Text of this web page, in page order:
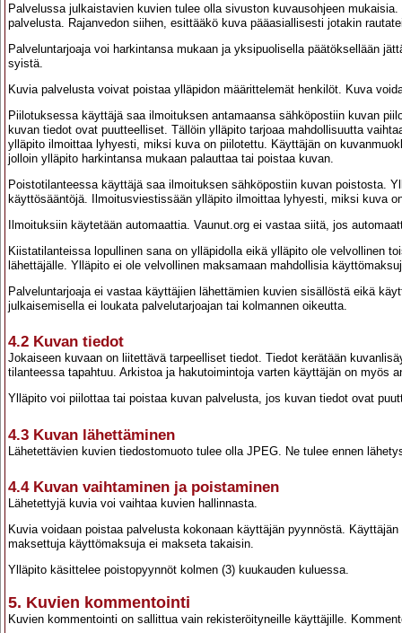
Palvelussa julkaistavien kuvien tulee olla sivuston kuvausohjeen
palvelusta. Rajanvedon siihen, esittääkö kuva pääasiallisesti jotakin
Palveluntarjoaja voi harkintansa mukaan ja yksipuolisella päätöksellään
syistä.
Kuvia palvelusta voivat poistaa ylläpidon määrittelemät henkilöt. Kuva
Piilotuksessa käyttäjä saa ilmoituksen antamaansa sähköpostiin kuvan
kuvan tiedot ovat puutteelliset. Tällöin ylläpito tarjoaa mahdollisuutta
ylläpito ilmoittaa lyhyesti, miksi kuva on piilotettu. Käyttäjän on
jolloin ylläpito harkintansa mukaan palauttaa tai poistaa kuvan.
Poistotilanteessa käyttäjä saa ilmoituksen sähköpostiin kuvan poistosta.
käyttösääntöjä. Ilmoitusviestissään ylläpito ilmoittaa lyhyesti, miksi kuva
Ilmoituksiin käytetään automaattia. Vaunut.org ei vastaa siitä, jos
Kiistatilanteissa lopullinen sana on ylläpidolla eikä ylläpito ole velvollinen
lähettäjälle. Ylläpito ei ole velvollinen maksamaan mahdollisia
Palveluntarjoaja ei vastaa käyttäjien lähettämien kuvien sisällöstä eikä
julkaisemisella ei loukata palvelutarjoajan tai kolmannen oikeutta.
4.2 Kuvan tiedot
Jokaiseen kuvaan on liitettävä tarpeelliset tiedot. Tiedot kerätään
tilanteessa tapahtuu. Arkistoa ja hakutoimintoja varten käyttäjän on myös
Ylläpito voi piilottaa tai poistaa kuvan palvelusta, jos kuvan tiedot ovat
4.3 Kuvan lähettäminen
Lähetettävien kuvien tiedostomuoto tulee olla JPEG. Ne tulee ennen
4.4 Kuvan vaihtaminen ja poistaminen
Lähetettyjä kuvia voi vaihtaa kuvien hallinnasta.
Kuvia voidaan poistaa palvelusta kokonaan käyttäjän pyynnöstä.
maksettuja käyttömaksuja ei makseta takaisin.
Ylläpito käsittelee poistopyynnöt kolmen (3) kuukauden kuluessa.
5. Kuvien kommentointi
Kuvien kommentointi on sallittua vain rekisteröityneille käyttäjille.